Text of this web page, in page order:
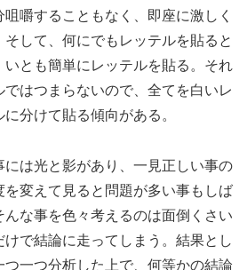
嚼することもなく、即座に激しく
して、何にでもレッテルを貼ると
とも簡単にレッテルを貼る。それ
ではつまらないので、全てを白いレ
分けて貼る傾向がある。
は光と影があり、一見正しい事の
を変えて見ると問題が多い事もしば
んな事を色々考えるのは面倒くさい
で結論に走ってしまう。結果とし
つ一つ分析した上で、何等かの結論